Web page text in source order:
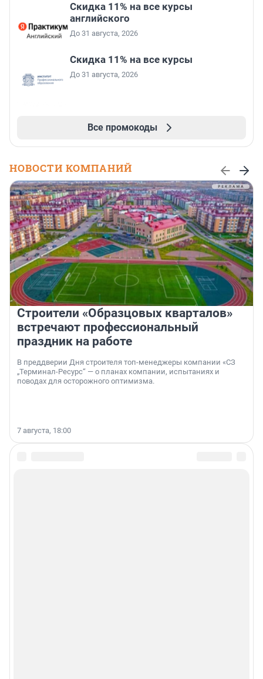
Скидка 11% на все курсы
английского
До 31 августа, 2026
Скидка 11% на все курсы
До 31 августа, 2026
Все промокоды
НОВОСТИ КОМПАНИЙ
Строители «Образцовых кварталов»
встречают профессиональный
праздник на работе
В преддверии Дня строителя топ-менеджеры компании «СЗ
„Терминал-Ресурс“ — о планах компании, испытаниях и
поводах для осторожного оптимизма.
7 августа, 18:00